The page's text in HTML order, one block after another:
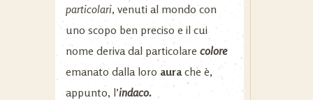
particolari, venuti al mondo con
uno scopo ben preciso e il cui
nome deriva dal particolare colore
emanato dalla loro aurache è,
appunto, l’indaco.